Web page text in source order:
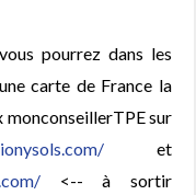
pourrez dans les
carte de France la
monconseillerTPE sur
et
<-- à sortir